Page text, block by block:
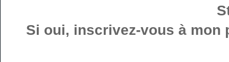
Si oui, inscrivez-vous à